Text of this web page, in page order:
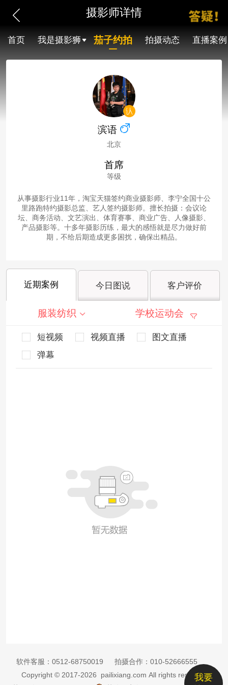
摄影师详情
首页 我是摄影狮 茄子约拍 拍摄动态 直播案例
滨语
北京
首席
等级
从事摄影行业11年，淘宝天猫签约商业摄影师、李宁全国十公
里路跑特约摄影总监、艺人签约摄影师。擅长拍摄：会议论
坛、商务活动、文艺演出、体育赛事、商业广告、人像摄影、
产品摄影等。十多年摄影历练，最大的感悟就是尽力做好前
期，不给后期造成更多困扰，确保出精品。
近期案例 今日图说 客户评价
服装纺织 学校运动会
短视频 视频直播
图文直播
弹幕
我要
软件客服： 0512-68750019 拍摄合作： 010-52666555
Copyright © 2017-2026 pailixiang.com All rights reserved